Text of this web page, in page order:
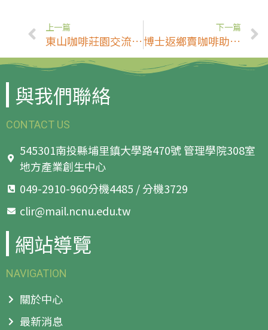
上一篇
東山咖啡莊園交流賽 16業者競技
下一篇
博士返鄉賣咖啡助農 創雙贏￼￼
與我們聯絡
CONTACT US
545301南投縣埔里鎮大學路470號 管理學院308室
地方產業創生中心
049-2910-960分機4485 / 分機3729
clir@mail.ncnu.edu.tw
網站導覽
NAVIGATION
關於中心
最新消息